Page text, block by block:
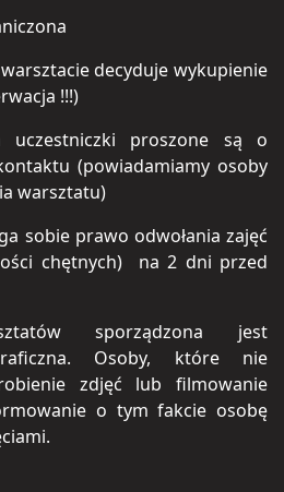
decyduje wykupienie
!!!)
uczestniczki proszone są o
(powiadamiamy osoby
warsztatu)
sobie prawo odwołania zajęć
chętnych) na 2 dni przed
sporządzona jest
Osoby, które nie
zdjęć lub filmowanie
o tym fakcie osobę